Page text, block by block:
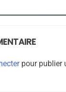
pour publier